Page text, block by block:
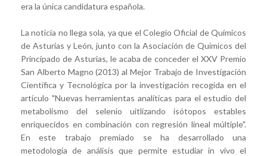
era la única candidatura española.
La noticia no llega sola, ya que el Colegio Oficial de Químicos
de Asturias y León, junto con la Asociación de Químicos del
Principado de Asturias, le acaba de conceder el XXV Premio
San Alberto Magno (2013) al Mejor Trabajo de Investigación
Científica y Tecnológica por la investigación recogida en el
artículo "Nuevas herramientas analíticas para el estudio del
metabolismo del selenio uitlizando isótopos estables
enriquecidos en combinación con regresión lineal múltiple".
En este trabajo premiado se ha desarrollado una
metodología de análisis que permite estudiar in vivo el